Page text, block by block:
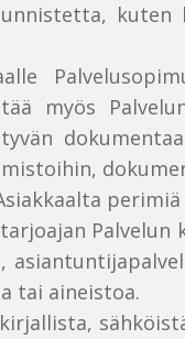
kuten
myös
tai aineistoa.